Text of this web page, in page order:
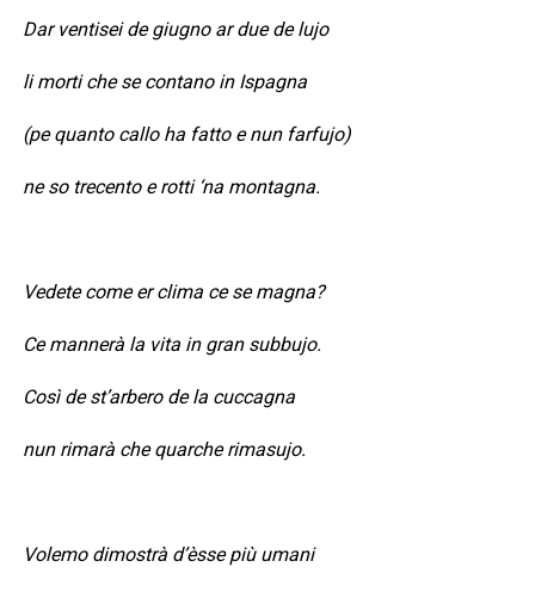
Dar ventisei de giugno ar due de lujo
li morti che se contano in Ispagna
(pe quanto callo ha fatto e nun farfujo)
ne so trecento e rotti ‘na montagna.
Vedete come er clima ce se magna?
Ce mannerà la vita in gran subbujo.
Così de st’arbero de la cuccagna
nun rimarà che quarche rimasujo.
Volemo dimostrà d’èsse più umani